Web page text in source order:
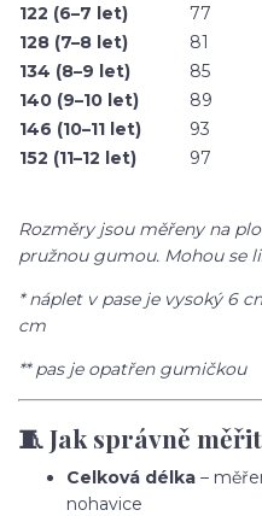
122 (6–7 let)
77
128 (7–8 let)
81
134 (8–9 let)
85
140 (9–10 let)
89
146 (10–11 let)
93
152 (11–12 let)
97
Rozměry jsou měřeny na
pružnou gumou. Mohou se
* náplet v pase je vysoký 6
cm
** pas je opatřen gumičkou
🧵 Jak správně měřit
Celková délka –
nohavice